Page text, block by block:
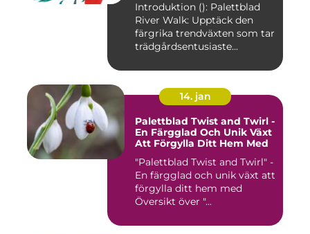
Introduktion (): Palettblad
River Walk: Upptäck den
färgrika trendväxten som tar
trädgårdsentusiaste...
14. jan
Palettblad Twist and Twirl -
En Färgglad Och Unik Växt
Att Förgylla Ditt Hem Med
"Palettblad Twist and Twirl" -
En färgglad och unik växt att
förgylla ditt hem med
Översikt över "...